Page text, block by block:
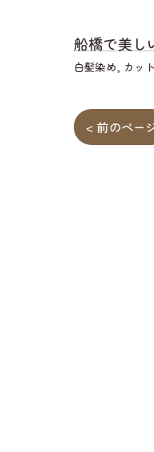
船橋で美し
白髪染め カット
< 前のペー